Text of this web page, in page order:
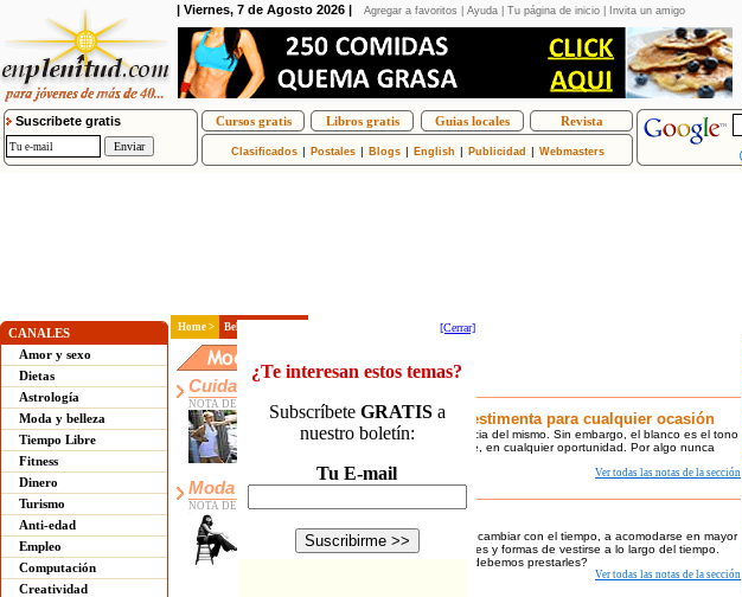
| Viernes, 7 de Agosto 2026 | Agregar a favoritos Ayuda Tu página de inicio Invita un amigo
Suscribete gratis Cursos gratis Libros gratis Guias locales Revista
Clasificados | Postales | Blogs | English | Publicidad | Webmasters
CANALES
Amor y sexo
Dietas
Astrología
Moda y belleza
Tiempo Libre
Fitness
Dinero
Turismo
Anti-edad
Empleo
Computación
Creatividad
Home > Belleza y estilo >
Cuidado y limpieza de la ropa
NOTA DESTACADA
Como utilizar el blanco en la vestimenta para cualquier ocasión
Se dice que no es un color, sino la ausencia del mismo. Sin embargo, el blanco es el tono
más apropiado para estar brillante siempre, en cualquier oportunidad. Por algo nunca
Ver todas las notas de la sección
Moda femenina
NOTA DESTACADA
Los talles de la ropa para mujer tienden a cambiar con el tiempo, a acomodarse en mayor
o menor medida a las diferentes costumbres y formas de vestirse a lo largo del tiempo.
Pero, ya que cambian, ¿cuánta atención debemos prestarles?
Ver todas las notas de la sección
[Cerrar]